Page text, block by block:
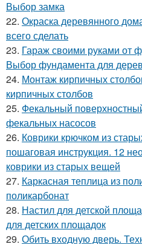
Выбор замка
22. Окраска деревянного
всего сделать
23. Гараж своими руками от
Выбор фундамента для
24. Монтаж кирпичных
кирпичных столбов
25. Фекальный
фекальных насосов
26. Коврики крючком из
пошаговая инструкция. 12
коврики из старых вещей
27. Каркасная теплица из
поликарбонат
28. Настил для детской
для детских площадок
29. Обить входную дверь.